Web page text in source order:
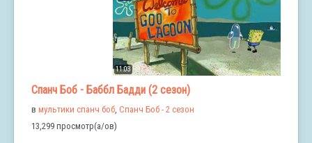
11:03
Спанч Боб - Баббл Бадди (2 сезон)
в мультики спанч боб Спанч Боб - 2 сезон
13,299 просмотр(а/ов)